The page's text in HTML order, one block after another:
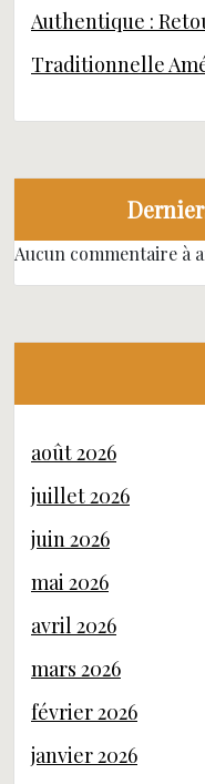
Authentique :
Traditionnelle
Aucun commentaire à
août 2026
juillet 2026
juin 2026
mai 2026
avril 2026
mars 2026
février 2026
janvier 2026